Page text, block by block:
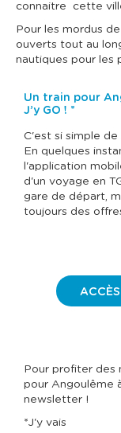
connaitre cette
Pour les mordus
ouverts tout au
nautiques pour les
Un train pour
J’y GO ! *
C'est si simple
En quelques
l'application
d'un voyage en
gare de départ,
toujours des
Pour profiter des
pour Angoulême
newsletter !
*J'y vais